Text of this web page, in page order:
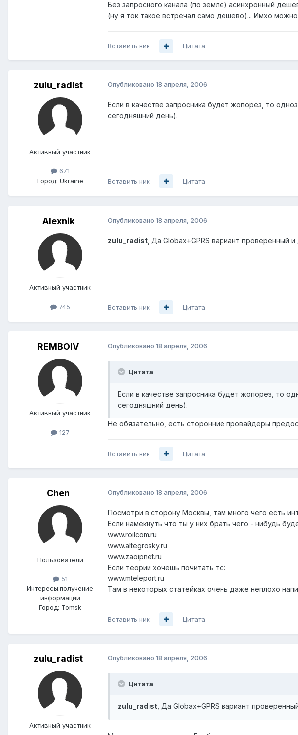
Без запросного канала (по земле) асинхронный
(ну я ток такое встречал само дешево)... Имхо можно
Вставить ник Цитата
zulu_radist
Активный участник
671
Город: Ukraine
Опубликовано 18 апреля, 2006
Если в качестве запросника будет жопорез, то
сегодняшний день).
Вставить ник Цитата
Alexnik
Активный участник
745
Опубликовано 18 апреля, 2006
zulu_radist , Да Globax+GPRS вариант проверенный
Вставить ник Цитата
REMBOIV
Активный участник
127
Опубликовано 18 апреля, 2006
Цитата
Если в качестве запросника будет жопорез, то
сегодняшний день).
Не обязательно, есть сторонние провайдеры
Вставить ник Цитата
Chen
Пользователи
51
Интересы:получение
информации
Город: Tomsk
Опубликовано 18 апреля, 2006
Посмотри в сторону Москвы, там много чего есть
Если намекнуть что ты у них брать чего - нибудь
www.roilcom.ru
www.altegrosky.ru
www.zaoipnet.ru
Если теории хочешь почитать то:
www.mteleport.ru
Там в некоторых статейках очень даже неплохо
Вставить ник Цитата
zulu_radist
Активный участник
Опубликовано 18 апреля, 2006
Цитата
zulu_radist , Да Globax+GPRS вариант